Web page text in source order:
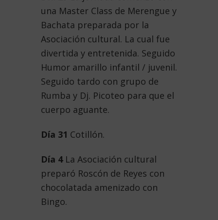
una Master Class de Merengue y
Bachata preparada por la
Asociación cultural. La cual fue
divertida y entretenida. Seguido
Humor amarillo infantil / juvenil.
Seguido tardo con grupo de
Rumba y Dj. Picoteo para que el
cuerpo aguante.
Día 31 Cotillón.
Día 4La Asociación cultural
preparó Roscón de Reyes con
chocolatada amenizado con
Bingo.